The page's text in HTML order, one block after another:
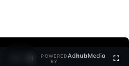
POWERED
BY
AdhubMedia